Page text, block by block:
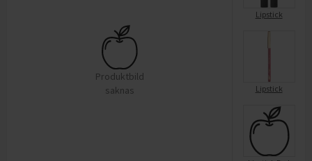
Produktbild
saknas
Lipstick
Lipstick